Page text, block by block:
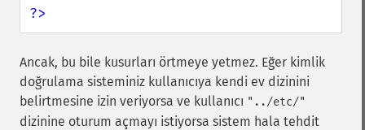
?>
Ancak, bu bile kusurları örtmeye yetmez. Eğer kimlik
doğrulama sisteminiz kullanıcıya kendi ev dizinini
belirtmesine izin veriyorsa ve kullanıcı "../etc/"
dizinine oturum açmayı istiyorsa sistem hala tehdit